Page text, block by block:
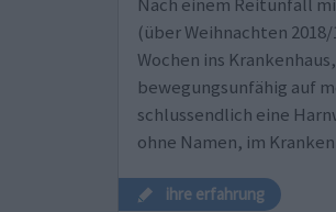
(über Weihnachten
Wochen ins
bewegungsunfähig auf
schlussendlich eine
ohne Namen, im
ihre erfahrung